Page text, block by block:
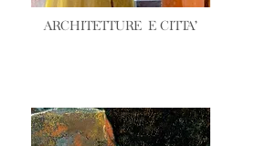
ARCHITETTURE E CITTA'